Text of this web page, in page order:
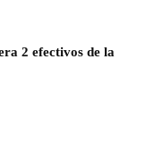
2 efectivos de la